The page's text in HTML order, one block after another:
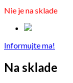
Nie je na sklade
Informujte ma!
Na sklade